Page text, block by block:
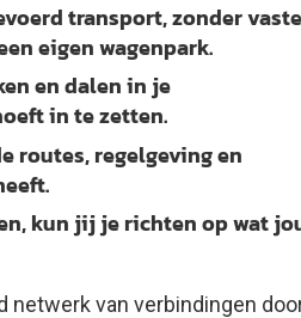
transport, zonder vaste
eigen wagenpark.
en dalen in je
in te zetten.
routes, regelgeving en
kun jij je richten op wat
netwerk van verbindingen